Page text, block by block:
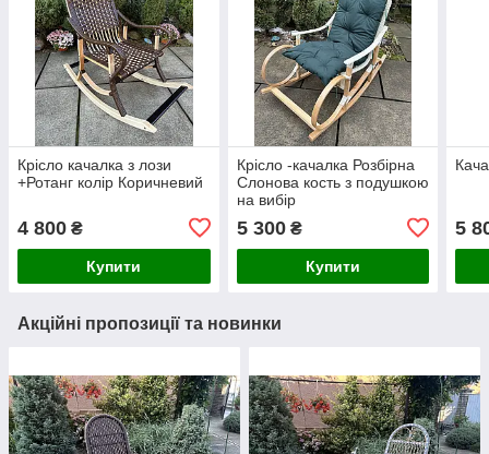
Крісло качалка з лози
+Ротанг колір Коричневий
4 800 ₴
Купити
Крісло -качалка Розбірна
Слонова кость з подушкою
на вибір
5 300₴
Купити
5
Акційні пропозиції та новинки